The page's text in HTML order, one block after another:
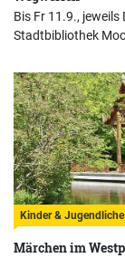
Bis Fr 11.9., jeweils
Stadtbibliothek
Kinder &
Märchen im